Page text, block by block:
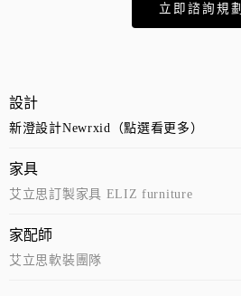
立即諮詢規劃
設計
新澄設計Newrxid（點選看更多）
家具
艾立思訂製家具 ELIZ furniture
家配師
艾立思軟裝團隊